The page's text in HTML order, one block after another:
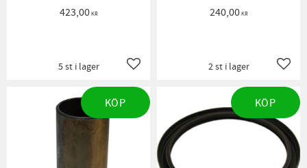
423,00KR
Lägg till i favoriter
5 st i lager
240,00KR
2 st i lager
KÖP KÖP